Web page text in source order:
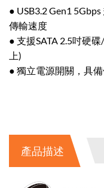
● USB3.2 Gen1
傳輸速度
● 支援SATA 2.5吋硬
上)
● 獨立電源開關，具
產品描述